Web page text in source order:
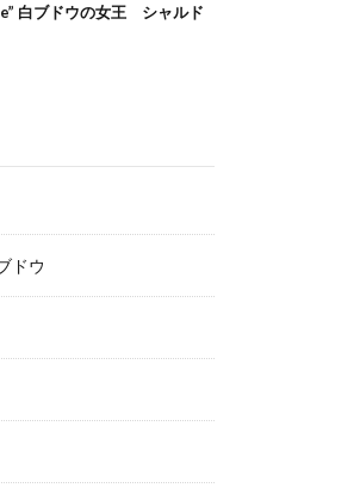
白ブドウの女王 シャルド
ドウ